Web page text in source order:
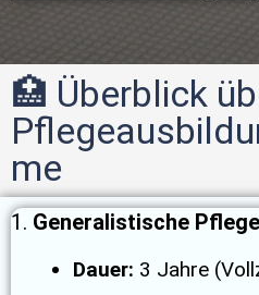
🏥 Überblick
me
1. Generalistische
Dauer: 3 Jahre